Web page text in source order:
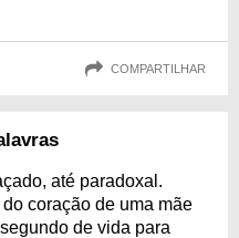
COMPARTILHAR
até paradoxal.
coração de uma mãe
de vida para